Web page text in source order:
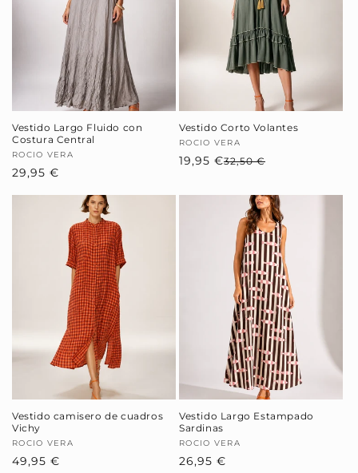
Vestido Largo Fluido con
Costura Central
Proveedor:
ROCIO VERA
Precio
29,95 €
Vestido Corto Volantes
Proveedor:
ROCIO VERA
32,50 €
oferta
19,95 €
Vestido camisero de cuadros
Vichy
Proveedor:
ROCIO VERA
Precio
49,95 €
Vestido Largo Estampado
Sardinas
Proveedor:
ROCIO VERA
Precio
26,95 €